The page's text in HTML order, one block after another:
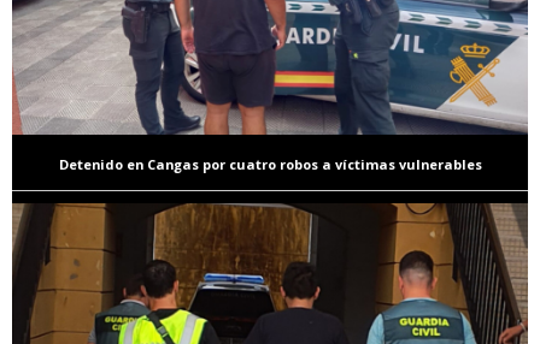
Detenido en Cangas por cuatro robos a víctimas vulnerables